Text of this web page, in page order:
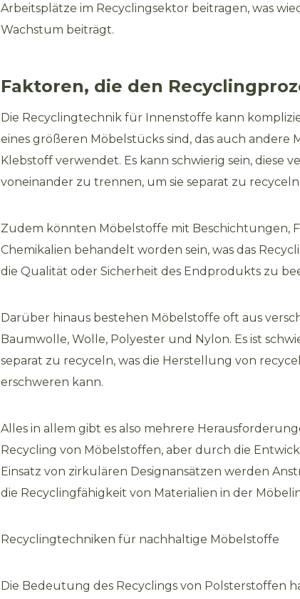
Arbeitsplätze im Recyclingsektor beitragen, was
Wachstum beiträgt.
Faktoren, die den
Die Recyclingtechnik für Innenstoffe kann
eines größeren Möbelstücks sind, das auch andere
Klebstoff verwendet. Es kann schwierig sein, diese
voneinander zu trennen, um sie separat zu recyceln.
Zudem könnten Möbelstoffe mit Beschichtungen,
Chemikalien behandelt worden sein, was das
die Qualität oder Sicherheit des Endprodukts zu
Darüber hinaus bestehen Möbelstoffe oft aus
Baumwolle, Wolle, Polyester und Nylon. Es ist
separat zu recyceln, was die Herstellung von
erschweren kann.
Alles in allem gibt es also mehrere
Recycling von Möbelstoffen, aber durch die
Einsatz von zirkulären Designansätzen werden
die Recyclingfähigkeit von Materialien in der
Recyclingtechniken für nachhaltige Möbelstoffe
Die Bedeutung des Recyclings von Polsterstoffen